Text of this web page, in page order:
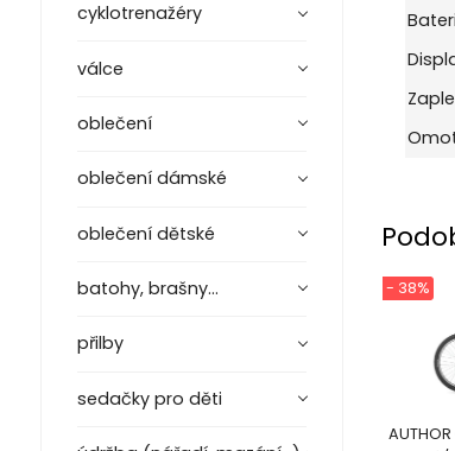
cyklotrenažéry
válce
oblečení
oblečení dámské
oblečení dětské
batohy, brašny...
přilby
sedačky pro děti
- 38%